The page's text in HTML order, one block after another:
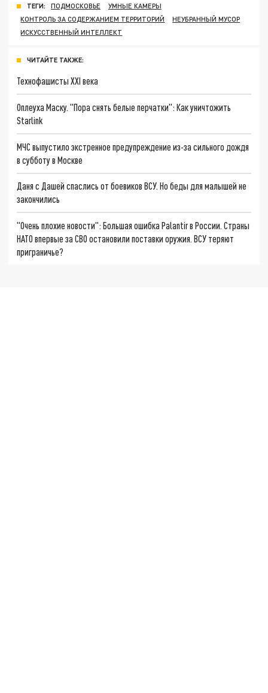
ТЕГИ: ПОДМОСКОВЬЕ
УМНЫЕ КАМЕРЫ
КОНТРОЛЬ ЗА СОДЕРЖАНИЕМ ТЕРРИТОРИЙ
НЕУБРАННЫЙ МУСОР
ИСКУССТВЕННЫЙ ИНТЕЛЛЕКТ
ЧИТАЙТЕ ТАКЖЕ:
Технофашисты XXI века
Оплеуха Маску. "Пора снять белые перчатки": Как уничтожить
Starlink
МЧС выпустило экстренное предупреждение из-за сильного дождя
в субботу в Москве
Даня с Дашей спаслись от боевиков ВСУ. Но беды для малышей не
закончились
"Очень плохие новости": Большая ошибка Palantir в России. Страны
НАТО впервые за СВО остановили поставки оружия. ВСУ теряют
приграничье?